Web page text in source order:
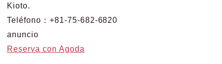
Kioto.
Teléfono：+81-75-682-6820
anuncio
Reserva con Agoda